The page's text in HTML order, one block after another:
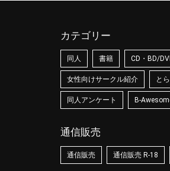
カテゴリー
同人 書籍 CD・BD/
女性向けサークル紹介 と
同人アンケート B-
通信販売
通信販売 通信販売 R-18